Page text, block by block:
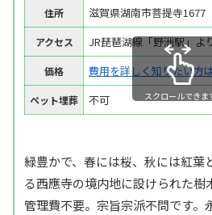
住所 滋賀県湖南市菩提寺1677
アクセス JR琵琶湖線「野洲駅」よ
価格 費用を詳しく知りたい方
ペット埋葬 不可 スクロールできま
緑豊かで、春には桜、秋には紅葉
る西應寺の境内地に設けられた樹
管理費不要。宗旨宗派不問です。